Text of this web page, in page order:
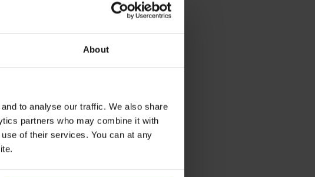
About
to analyse our traffic. We also share
partners who may combine it with
of their services. You can at any